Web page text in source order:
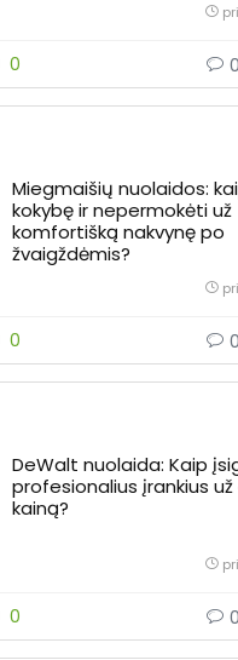
0 0
Miegmaišių nuolaidos:
kokybę ir nepermokėti už
komfortišką nakvynę po
žvaigždėmis?
0 0
DeWalt nuolaida: Kaip
profesionalius įrankius
kainą?
0 0